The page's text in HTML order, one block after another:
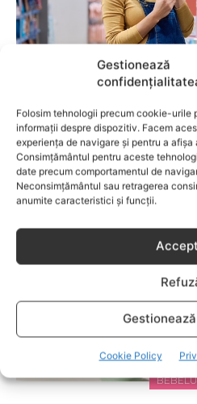
Gestionează
Folosim tehnologii precum cookie-urile
informații despre dispozitiv. Facem
experiența de navigare și pentru a
Consimțământul pentru aceste
date precum comportamentul de
Neconsimțământul sau retragerea
anumite caracteristici și funcții.
Cookie Policy
Fără lacrimi, fără
șamponul perfect